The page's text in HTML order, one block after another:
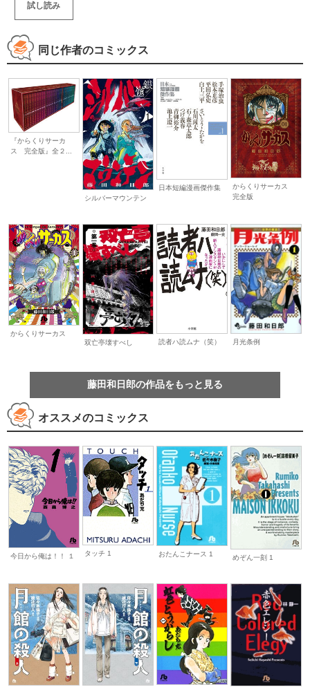
試し読み
同じ作者のコミックス
『からくりサーカ
ス 完全版』全２...
シルバーマウンテン
日本短編漫画傑作集
からくりサーカス
完全版
からくりサーカス
双亡亭壊すべし
読者ハ読ムナ（笑） 月光条例
藤田和日郎の作品をもっと見る
オススメのコミックス
今日から俺は！！ １ タッチ 1 おたんこナース 1 めぞん一刻 1